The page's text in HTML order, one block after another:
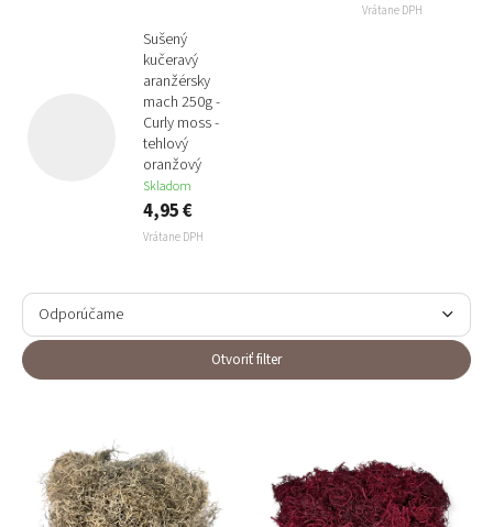
Vrátane DPH
Sušený
kučeravý
aranžérsky
mach 250g -
Curly moss -
tehlový
oranžový
Skladom
4,95 €
Vrátane DPH
R
d
e
n
Odporúčame
Najpredávanejšie
Abecedne
Otvoriť filter